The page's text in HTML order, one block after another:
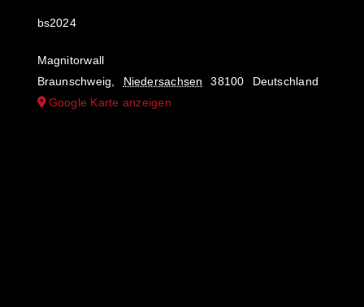
bs2024
Magnitorwall
Braunschweig, Niedersachsen 38100
Deutschland
Google Karte anzeigen